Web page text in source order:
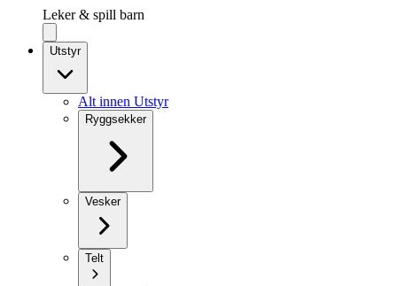
Leker & spill barn
Utstyr
Alt innen Utstyr
Ryggsekker
Vesker
Telt